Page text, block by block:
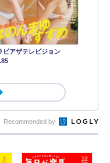
ビアザテレビジョン
Recommended by